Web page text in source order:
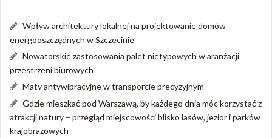
Wpływ architektury lokalnej na projektowanie domów
energooszczędnych w Szczecinie
Nowatorskie zastosowania palet nietypowych w aranżacji
przestrzeni biurowych
Maty antywibracyjne w transporcie precyzyjnym
Gdzie mieszkać pod Warszawą, by każdego dnia móc korzystać z
atrakcji natury – przegląd miejscowości blisko lasów, jezior i parków
krajobrazowych